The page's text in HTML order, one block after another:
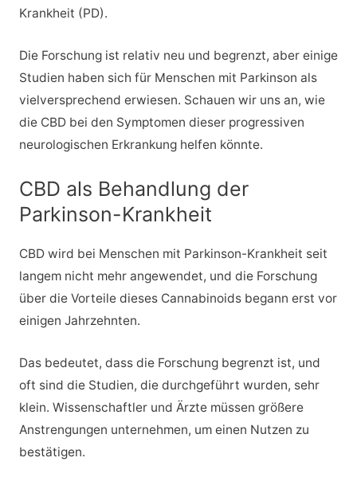
Krankheit (PD).
Die Forschung ist relativ neu und begrenzt, aber einige
Studien haben sich für Menschen mit Parkinson als
vielversprechend erwiesen. Schauen wir uns an, wie
die CBD bei den Symptomen dieser progressiven
neurologischen Erkrankung helfen könnte.
CBD als Behandlung der
Parkinson-Krankheit
CBD wird bei Menschen mit Parkinson-Krankheit seit
langem nicht mehr angewendet, und die Forschung
über die Vorteile dieses Cannabinoids begann erst vor
einigen Jahrzehnten.
Das bedeutet, dass die Forschung begrenzt ist, und
oft sind die Studien, die durchgeführt wurden, sehr
klein. Wissenschaftler und Ärzte müssen größere
Anstrengungen unternehmen, um einen Nutzen zu
bestätigen.